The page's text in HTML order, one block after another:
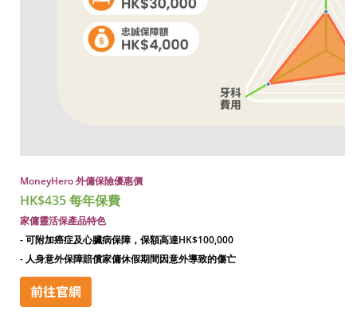
MoneyHero 外傭保險優惠價
HK$435 每年保費
家傭靈活保產品特色
- 可附加癌症及心臟病保障，保額高達HK$100,000
- 人身意外保障賠償家傭休假期間因意外導致的傷亡